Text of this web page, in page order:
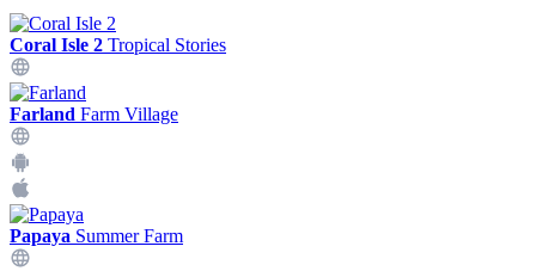
Coral Isle 2 Tropical Stories
Farland Farm Village
Papaya Summer Farm